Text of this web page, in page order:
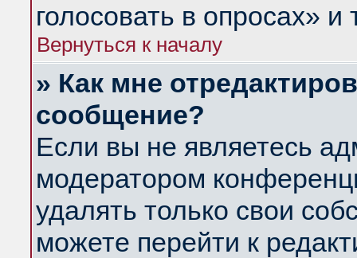
голосовать в опросах» и
Вернуться к началу
» Как мне
сообщение?
Если вы не являетесь
модератором
удалять только свои
можете перейти к